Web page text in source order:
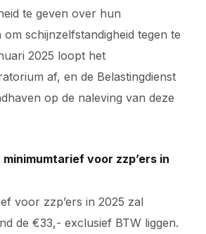
te geven over hun
om schijnzelfstandigheid tegen te
2025 loopt het
af, en de Belastingdienst
op de naleving van deze
voor zzp’ers in
voor zzp’ers in 2025 zal
de €33,- exclusief BTW liggen.